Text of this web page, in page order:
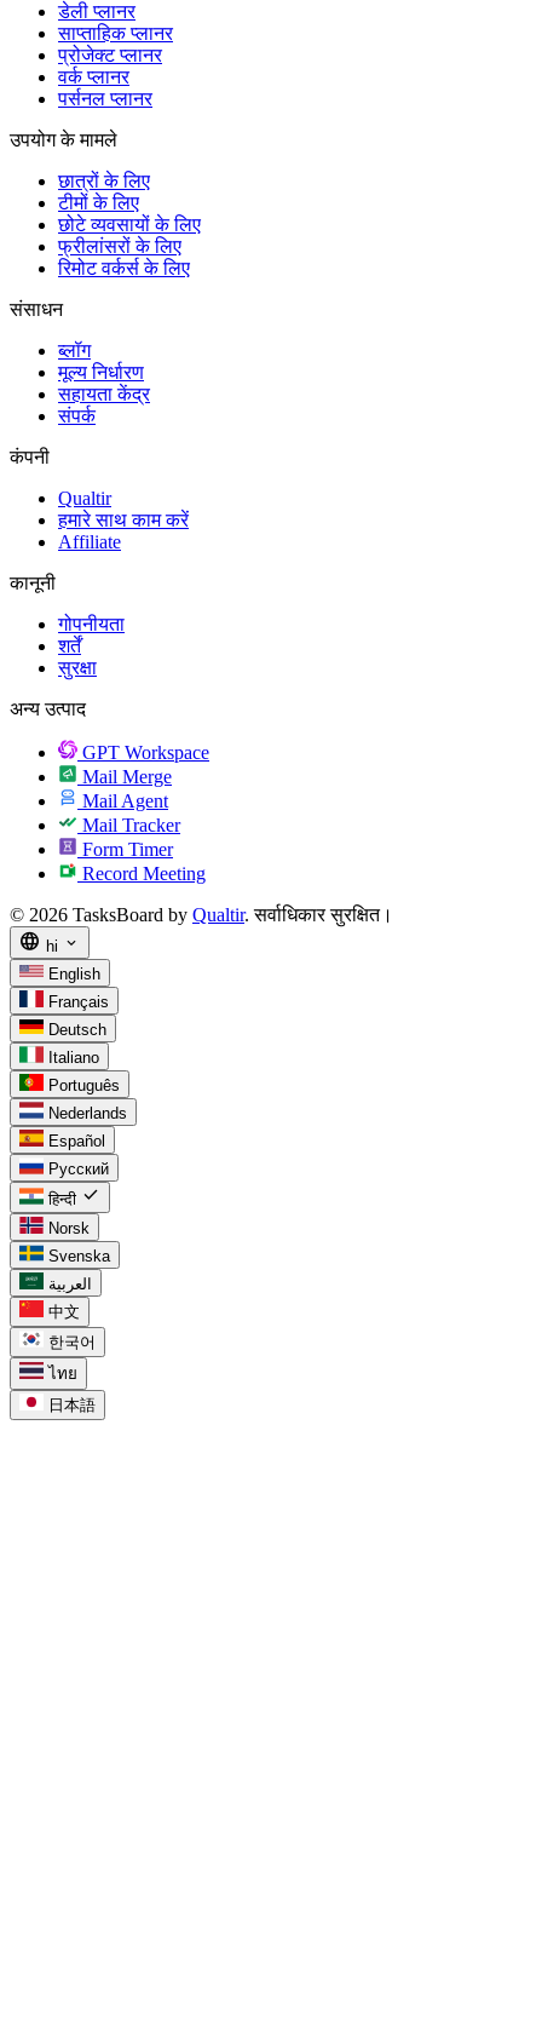
डेली प्लानर
साप्ताहिक प्लानर
प्रोजेक्ट प्लानर
वर्क प्लानर
पर्सनल प्लानर
उपयोग के मामले
छात्रों के लिए
टीमों के लिए
छोटे व्यवसायों के लिए
फ्रीलांसरों के लिए
रिमोट वर्कर्स के लिए
संसाधन
ब्लॉग
मूल्य निर्धारण
सहायता केंद्र
संपर्क
कंपनी
Qualtir
हमारे साथ काम करें
Affiliate
कानूनी
गोपनीयता
शर्तें
सुरक्षा
अन्य उत्पाद
GPT Workspace
Mail Merge
Mail Agent
Mail Tracker
Form Timer
Record Meeting
© 2026 TasksBoard by Qualtir. सर्वाधिकार सुरक्षित।
language hi expand_more
English
Français
Deutsch
Italiano
Português
Nederlands
Español
Русский
हिन्दी check
Norsk
Svenska
العربية
中文
한국어
ไทย
日本語